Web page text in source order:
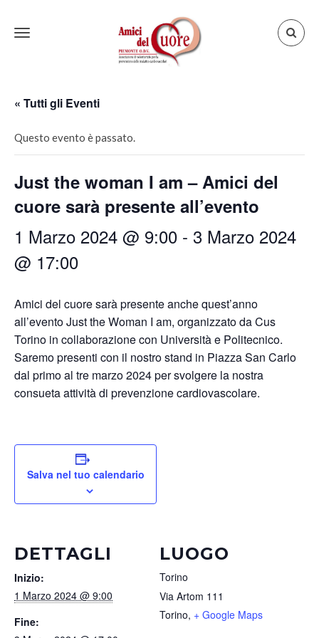
Toggle
« Tutti gli Eventi
Questo evento è passato.
Just the woman I am – Amici del
cuore sarà presente all’evento
1 Marzo 2024 @ 9:00 - 3 Marzo 2024
@ 17:00
Amici del cuore sarà presente anche quest’anno
all’evento Just the Woman I am, organizzato da Cus
Torino in collaborazione con Università e Politecnico.
Saremo presenti con il nostro stand in Piazza San Carlo
dal primo al tre marzo 2024 per svolgere la nostra
consueta attività di prevenzione cardiovascolare.
Salva nel tuo calendario
DETTAGLI
Inizio:
1 Marzo 2024 @ 9:00
Fine:
LUOGO
Torino
Via Artom 111
Torino, + Google Maps